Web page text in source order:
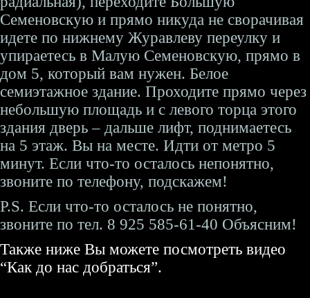
Семеновскую и прямо никуда не сворачивая
идете по нижнему Журавлеву переулку и
упираетесь в Малую Семеновскую, прямо в
дом 5, который вам нужен. Белое
семиэтажное здание. Проходите прямо через
небольшую площадь и с левого торца этого
здания дверь – дальше лифт, поднимаетесь
на 5 этаж. Вы на месте. Идти от метро 5
минут. Если что-то осталось непонятно,
звоните по телефону, подскажем!
P.S. Если что-то осталось не понятно,
звоните по тел. 8 925 585-61-40 Объясним!
Также ниже Вы можете посмотреть видео
“Как до нас добраться”.